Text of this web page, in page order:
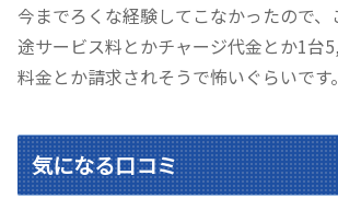
今までろくな経験してこなかったので
途サービス料とかチャージ代金とか1台
料金とか請求されそうで怖いぐらいです。
気になる口コミ